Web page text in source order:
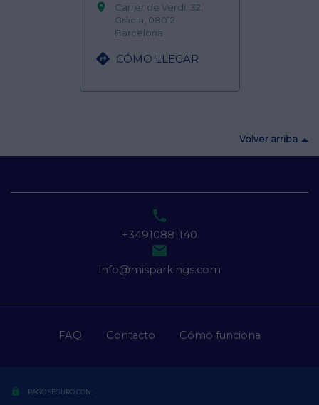

Carrer de Verdi, 32,
Gràcia, 08012
Barcelona
 CÓMO LLEGAR
Volver arriba

+34910881140

info@misparkings.com
FAQ Contacto Cómo funciona
lock PAGO SEGURO CON: